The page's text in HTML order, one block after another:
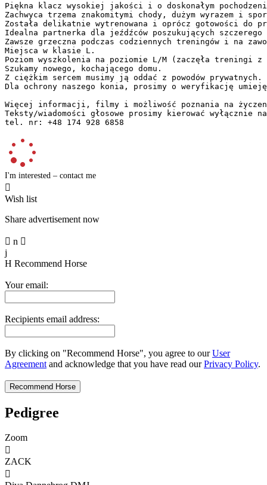
Piękna klacz wysokiej jakości i o doskonałym
Zachwyca trzema znakomitymi chody, dużym wyrazem i
Została delikatnie wytrenowana i oprócz gotowości do
Idealna partnerka dla jeźdźców poszukujących
Zawsze grzeczna podczas codziennych treningów i na
Miejsca w klasie L.
Poziom wyszkolenia na poziomie L/M (zaczęła
Szukamy nowego, kochającego domu.
Z ciężkim sercem musimy ją oddać z powodów
Dla ochrony naszego konia, prosimy o weryfikację
Więcej informacji, filmy i możliwość poznania na
Teksty/wiadomości głosowe prosimy kierować wyłącznie
tel. nr: +48 174 928 6858
I'm interested – contact me

Wish list
Share advertisement now
 n 
j
H Recommend Horse
Your email:
Recipients email address:
By clicking on "Recommend Horse", you agree to ourUser
Agreement and acknowledge that you have read ourPrivacy Policy.
Pedigree
Zoom

ZACK
